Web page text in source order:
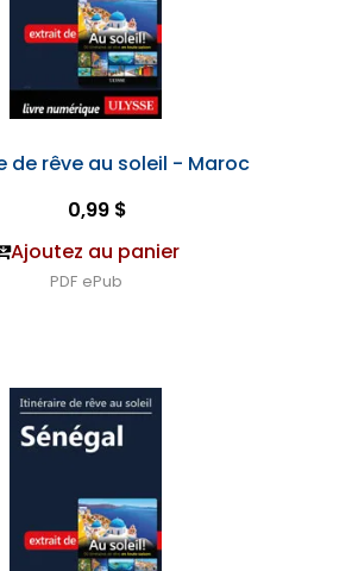
de rêve au soleil - Maroc
0,99 $
Ajoutez au panier
PDF ePub